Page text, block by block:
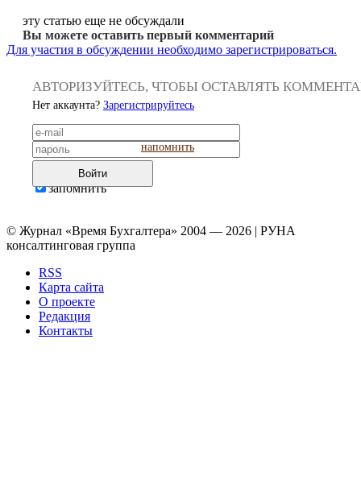
эту статью еще не обсуждали
Вы можете оставить первый комментарий
Для участия в обсуждении необходимо зарегистрироваться.
АВТОРИЗУЙТЕСЬ, ЧТОБЫ ОСТАВЛЯТЬ
Нет аккаунта? Зарегистрируйтесь
напомнить
Войти
запомнить
© Журнал «Время Бухгалтера» 2004 — 2026 | РУНА
консалтинговая группа
RSS
Карта сайта
О проекте
Редакция
Контакты